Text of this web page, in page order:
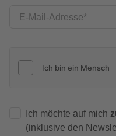
E-Mail-Adresse
Ich möchte auf mich
(inklusive den